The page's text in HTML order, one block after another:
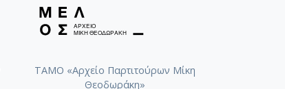
ΤΑΜΟ «Αρχείο Παρτιτούρων Μίκη
Θεοδωράκη»